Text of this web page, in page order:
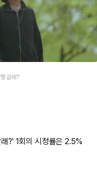
갈래?'
?' 1회의 시청률은 2.5%